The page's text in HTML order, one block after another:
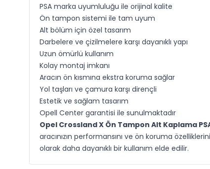
PSA marka uyumluluğu ile orijinal kalite
Ön tampon sistemi ile tam uyum
Alt bölüm için özel tasarım
Darbelere ve çizilmelere karşı dayanıklı yapı
Uzun ömürlü kullanım
Kolay montaj imkanı
Aracın ön kısmına ekstra koruma sağlar
Yol taşları ve çamura karşı dirençli
Estetik ve sağlam tasarım
Opell Center garantisi ile sunulmaktadır
Opel Crossland X Ön Tampon Alt Kaplama
aracınızın performansını ve ön koruma
olarak daha dayanıklı bir kullanım elde edilir.